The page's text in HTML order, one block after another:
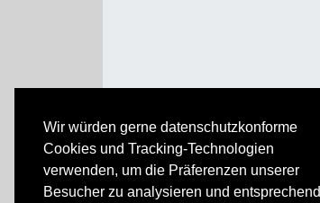
Wir würden gerne datenschutzkonforme
Cookies und Tracking-Technologien
verwenden, um die Präferenzen unserer
Besucher zu analysieren und entsprechend
VS Aktuell Ausgaben